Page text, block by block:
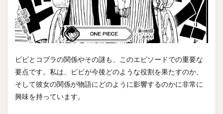
ビビとコブラの関係やその謎も、このエピソードでの重要な
要点です。私は、ビビが今後どのような役割を果たすのか、
そして彼女の関係が物語にどのように影響するのかに非常に
興味を持っています。